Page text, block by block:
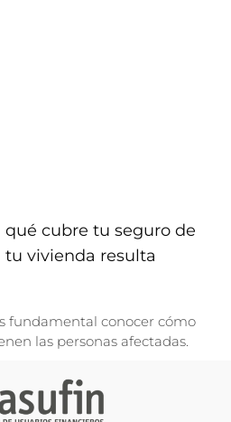
qué cubre tu seguro de
tu vivienda resulta
fundamental conocer cómo
las personas afectadas.